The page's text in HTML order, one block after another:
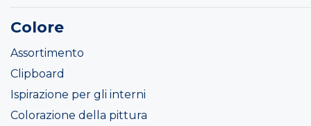
Colore
Assortimento
Clipboard
Ispirazione per gli interni
Colorazione della pittura